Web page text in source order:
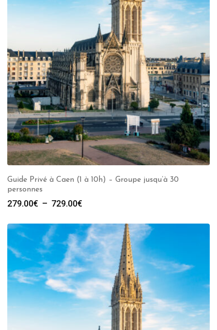
Guide Privé à Caen (1 à 10h) – Groupe jusqu’à 30
personnes
279.00€ – 729.00€
prix :
279.00€
à
729.00€